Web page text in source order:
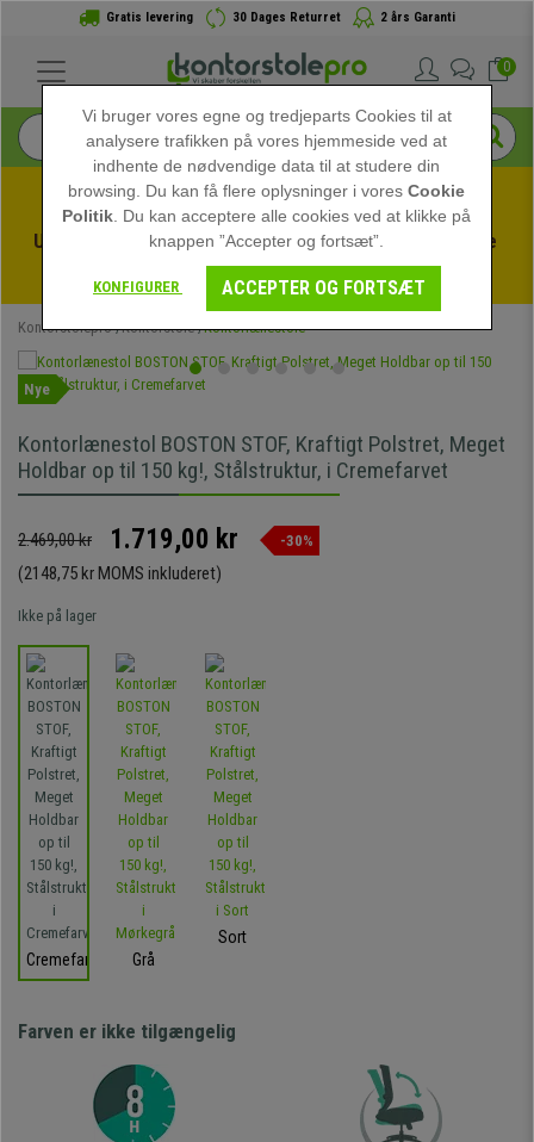
Gratis levering 30 Dages Returret 2 års Garanti
0
Udnyt sommerudsalget hos kontorstolepro! Eksklusive
rabatter i en begrænset periode - Se tilbuddet
Kontorstolepro Kontorstole Kontorlænestole
Nye
Kontorlænestol BOSTON STOF, Kraftigt Polstret, Meget
Holdbar op til 150 kg!, Stålstruktur, i Cremefarvet
2.469,00 kr 1.719,00 kr -30%
(2148,75 kr MOMS inkluderet)
Ikke på lager
Cremefarvet Grå
Sort
Farven er ikke tilgængelig
Vi bruger vores egne og tredjeparts Cookies til at
analysere trafikken på vores hjemmeside ved at
indhente de nødvendige data til at studere din
browsing. Du kan få flere oplysninger i voresCookie
Politik . Du kan acceptere alle cookies ved at klikke på
knappen ”Accepter og fortsæt”.
KONFIGURER ACCEPTER OG FORTSÆT